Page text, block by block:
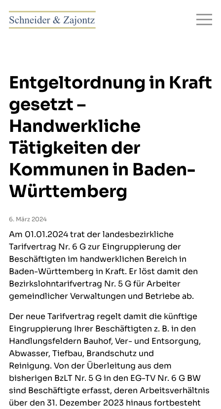
Entgeltordnung in Kraft
gesetzt –
Handwerkliche
Tätigkeiten der
Kommunen in Baden-
Württemberg
6. März 2024
Am 01.01.2024 trat der landesbezirkliche
Tarifvertrag Nr. 6 G zur Eingruppierung der
Beschäftigten im handwerklichen Bereich in
Baden-Württemberg in Kraft. Er löst damit den
Bezirkslohntarifvertrag Nr. 5 G für Arbeiter
gemeindlicher Verwaltungen und Betriebe ab.
Der neue Tarifvertrag regelt damit die künftige
Eingruppierung Ihrer Beschäftigten z. B. in den
Handlungsfeldern Bauhof, Ver- und Entsorgung,
Abwasser, Tiefbau, Brandschutz und
Reinigung. Von der Überleitung aus dem
bisherigen BzLT Nr. 5 G in den EG-TV Nr. 6 G BW
sind Beschäftigte erfasst, deren Arbeitsverhältnis
über den 31. Dezember 2023 hinaus fortbesteht